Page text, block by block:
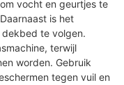
vocht en geurtjes te
is het
te volgen.
terwijl
worden. Gebruik
tegen vuil en